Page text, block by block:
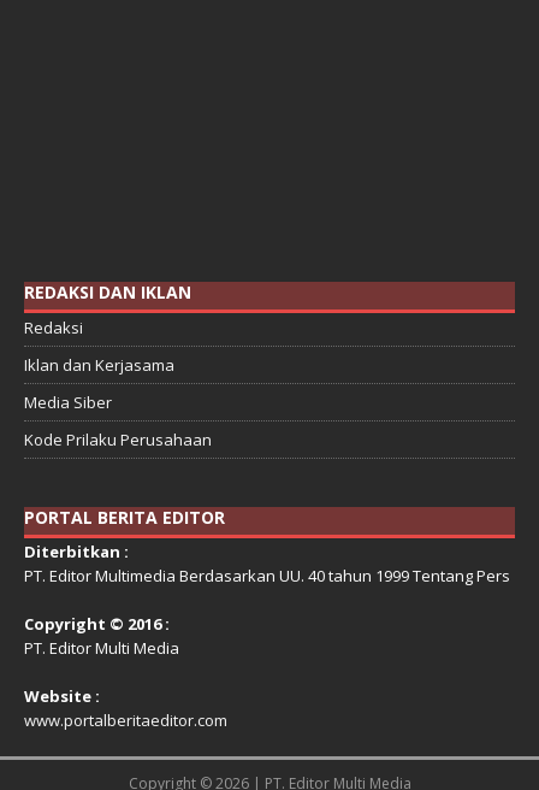
REDAKSI DAN IKLAN
Redaksi
Iklan dan Kerjasama
Media Siber
Kode Prilaku Perusahaan
PORTAL BERITA EDITOR
Diterbitkan :
PT. Editor Multimedia Berdasarkan UU. 40 tahun 1999 Tentang Pers
Copyright © 2016 :
PT. Editor Multi Media
Website :
www.portalberitaeditor.com
Copyright © 2026 | PT. Editor Multi Media